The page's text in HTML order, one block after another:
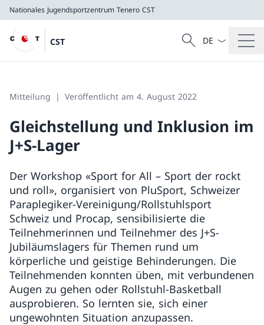
Nationales Jugendsportzentrum Tenero CST
CST
CST
Suche
Suche
Sprach
Mitteilung Veröffentlicht am 4. August 2022
Gleichstellung und Inklusion im
J+S-Lager
Der Workshop «Sport for All – Sport der rockt
und roll», organisiert von PluSport, Schweizer
Paraplegiker-Vereinigung/Rollstuhlsport
Schweiz und Procap, sensibilisierte die
Teilnehmerinnen und Teilnehmer des J+S-
Jubiläumslagers für Themen rund um
körperliche und geistige Behinderungen. Die
Teilnehmenden konnten üben, mit verbundenen
Augen zu gehen oder Rollstuhl-Basketball
ausprobieren. So lernten sie, sich einer
ungewohnten Situation anzupassen.